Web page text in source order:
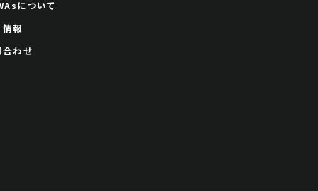
について
報
わせ